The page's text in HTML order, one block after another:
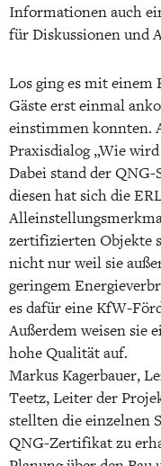
Informationen auch
für Diskussionen und
Los ging es mit einem
Gäste erst einmal
einstimmen konnten.
Praxisdialog „Wie
Dabei stand der
diesen hat sich die
zertifizierten Objekte
nicht nur weil sie
geringem
es dafür eine KfW-
Außerdem weisen sie
hohe Qualität auf.
Markus Kagerbauer,
Teetz, Leiter der
stellten die einzelnen
QNG-Zertifikat zu